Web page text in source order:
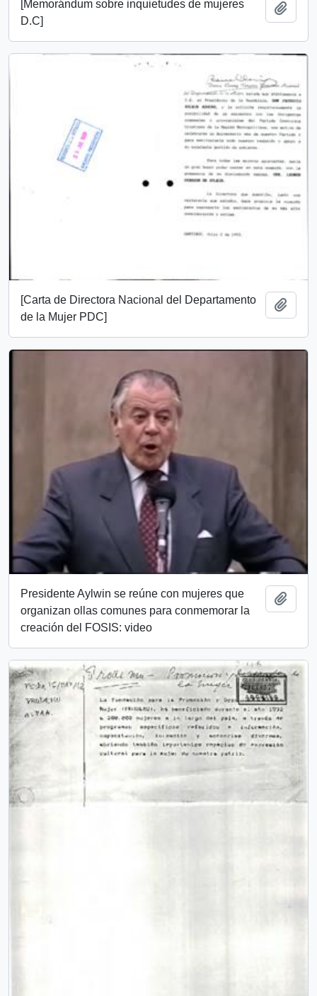
[Memorándum sobre inquietudes de mujeres
D.C]
[Carta de Directora Nacional del Departamento
de la Mujer PDC]
Presidente Aylwin se reúne con mujeres que
organizan ollas comunes para conmemorar la
creación del FOSIS: video